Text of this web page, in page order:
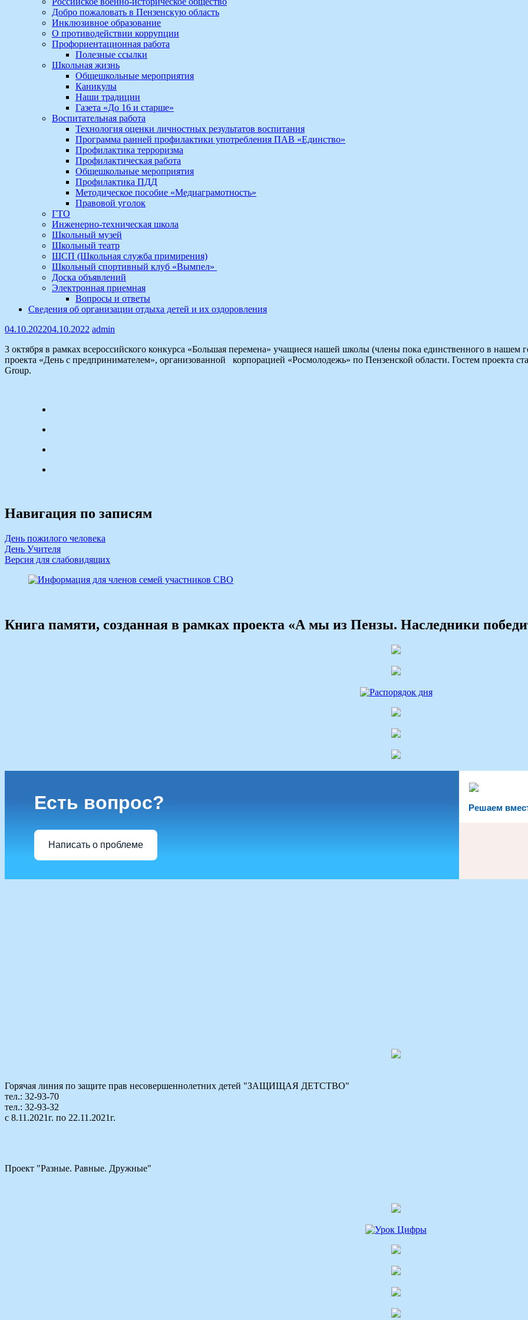
Добро пожаловать в Пензенскую область
Инклюзивное образование
О противодействии коррупции
Профориентационная работа
Полезные ссылки
Школьная жизнь
Общешкольные мероприятия
Каникулы
Наши традиции
Газета «До 16 и старше»
Воспитательная работа
Технология оценки личностных результатов воспитания
Программа ранней профилактики употребления ПАВ «Единство»
Профилактика терроризма
Профилактическая работа
Общешкольные мероприятия
Профилактика ПДД
Методическое пособие «Медиаграмотность»
Правовой уголок
ГТО
Инженерно-техническая школа
Школьный музей
Школьный театр
ШСП (Школьная служба примирения)
Школьный спортивный клуб «Вымпел»
Доска объявлений
Электронная приемная
Вопросы и ответы
Сведения об организации отдыха детей и их оздоровления
04.10.202204.10.2022 admin
3 октября в рамках всероссийского конкурса «Большая перемена» учащиеся нашей школы (члены пока единственного в нашем
проекта «День с предпринимателем», организованной корпорацией «Росмолодежь» по Пензенской области. Гостем проекта
Group.
Навигация по записям
День пожилого человека
День Учителя
Версия для слабовидящих
Книга памяти, созданная в рамках проекта «А мы из Пензы. Наследники
Решаем
Есть вопрос?
Написать о проблеме
Горячая линия по защите прав несовершеннолетних детей "ЗАЩИЩАЯ ДЕТСТВО"
тел.: 32-93-70
тел.: 32-93-32
с 8.11.2021г. по 22.11.2021г.
Проект "Разные. Равные. Дружные"